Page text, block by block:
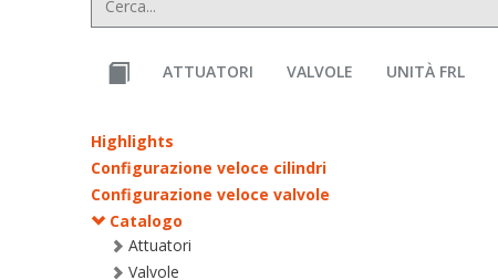
ATTUATORI VALVOLE UNITÀ FRL
Highlights
Configurazione veloce cilindri
Configurazione veloce valvole
Catalogo
Attuatori
Valvole